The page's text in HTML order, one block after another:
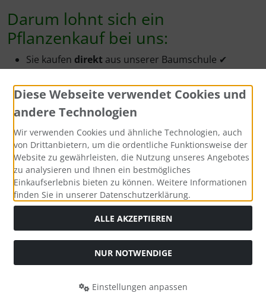
Darum lohnt sich ein
Pflanzenkauf bei uns:
Sie kaufen direkt aus unserer Baumschule ✔
günstigenPreisen ein ✔
Sie erhalten die Pflanzen kurzfristig bzw. zum
Wunschtermin -frischund
Pflanzenbeet ✔
Sie bekommen in aller Regel denZustellungstag
mitgeteilt, meist per telefonischer Kurz-Info ✔
Sie werden freundlich und kompetent
gerne auchtelefonisch ✔
durch dieAnwachsgarantiekaufen Sieohne
Warum Containerpflanzen?
Containerpflanzensind grundsätzlichjederzeit
Diese Webseite verwendet Cookies und
andere Technologien
Wir verwenden Cookies und ähnliche Technologien, auch
von Drittanbietern, um die ordentliche Funktionsweise der
Website zu gewährleisten, die Nutzung unseres Angebotes
zu analysieren und Ihnen ein bestmögliches
Einkaufserlebnis bieten zu können. Weitere Informationen
finden Sie in unserer Datenschutzerklärung.
ALLE AKZEPTIEREN
NUR NOTWENDIGE
Einstellungen anpassen